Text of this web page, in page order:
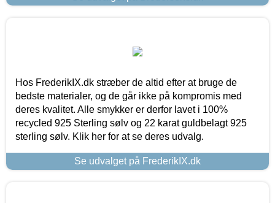
Hos FrederikIX.dk stræber de altid efter at bruge de
bedste materialer, og de går ikke på kompromis med
deres kvalitet. Alle smykker er derfor lavet i 100%
recycled 925 Sterling sølv og 22 karat guldbelagt 925
sterling sølv. Klik her for at se deres udvalg.
Se udvalget på FrederikIX.dk